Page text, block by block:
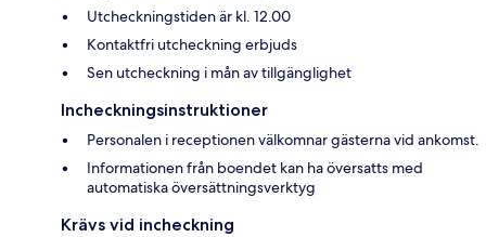
Utcheckningstiden är kl. 12.00
Kontaktfri utcheckning erbjuds
Sen utcheckning i mån av tillgänglighet
Incheckningsinstruktioner
Personalen i receptionen välkomnar gästerna vid ankomst.
Informationen från boendet kan ha översatts med
automatiska översättningsverktyg
Krävs vid incheckning